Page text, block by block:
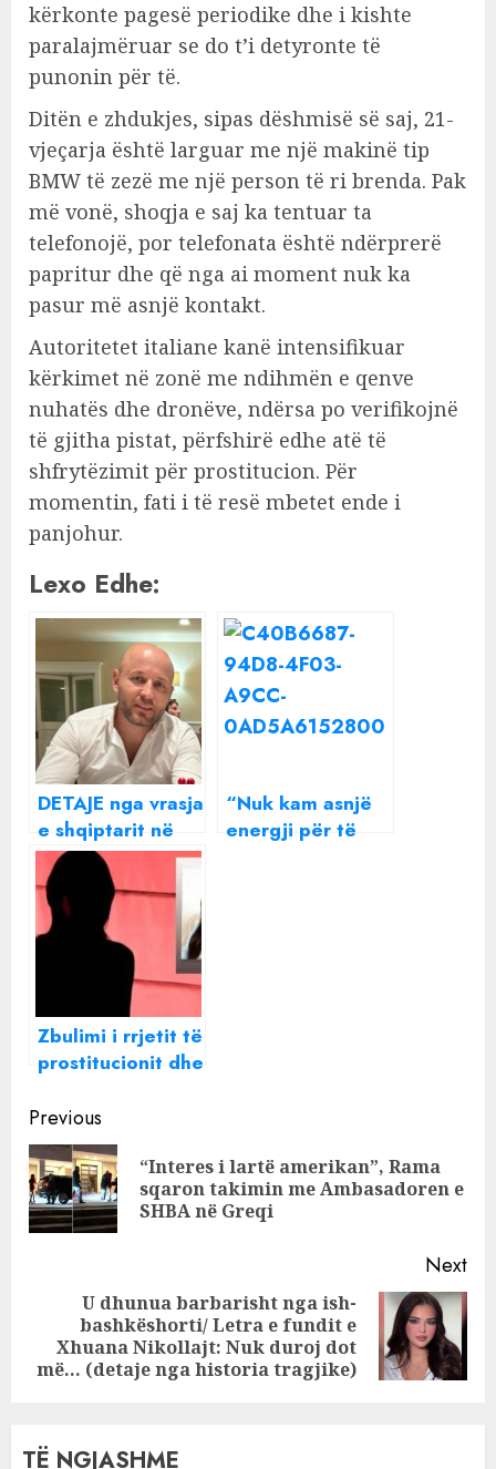
kërkonte pagesë periodike dhe i kishte
paralajmëruar se do t’i detyronte të
punonin për të.
Ditën e zhdukjes, sipas dëshmisë së saj, 21-
vjeçarja është larguar me një makinë tip
BMW të zezë me një person të ri brenda. Pak
më vonë, shoqja e saj ka tentuar ta
telefonojë, por telefonata është ndërprerë
papritur dhe që nga ai moment nuk ka
pasur më asnjë kontakt.
Autoritetet italiane kanë intensifikuar
kërkimet në zonë me ndihmën e qenve
nuhatës dhe dronëve, ndërsa po verifikojnë
të gjitha pistat, përfshirë edhe atë të
shfrytëzimit për prostitucion. Për
momentin, fati i të resë mbetet ende i
panjohur.
Lexo Edhe:
DETAJE nga vrasja
e shqiptarit në
Itali, autorët e
ndoqën, hetimet
fokusohen në
celularin e
“Nuk kam asnjë
energji për të
Zbulimi i rrjetit të
prostitucionit dhe
vajzave shqiptare
në Greqi, si
arritën vetë
prindërit të
zbulonin
nga shtëpia
dhe…
Continue
Reading
Previous
“Interes i lartë amerikan”, Rama
sqaron takimin me Ambasadoren e
SHBA në Greqi
Next
post:
U dhunua barbarisht nga ish-
bashkëshorti/ Letra e fundit e
Xhuana Nikollajt: Nuk duroj dot
më… (detaje nga historia tragjike)
TË NGJASHME